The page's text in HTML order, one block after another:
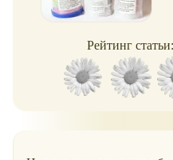
Рейтинг статьи: